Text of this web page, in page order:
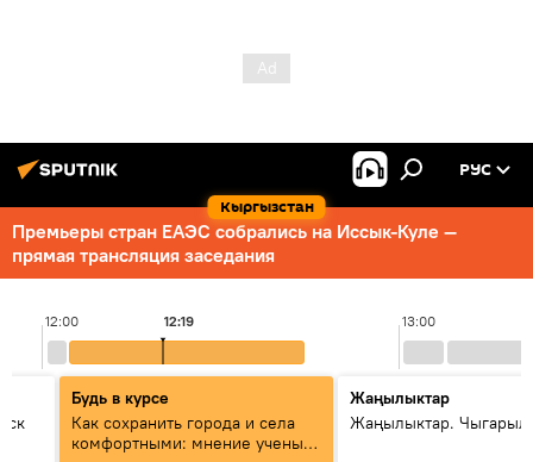
Кыргызстан
РУС
Премьеры стран ЕАЭС собрались на Иссык-Куле —
прямая трансляция заседания
12:00 13:00
12:19
Будь в курсе
Как сохранить города и села
комфортными: мнение ученых
Жаңылыктар
Жаңылыктар.